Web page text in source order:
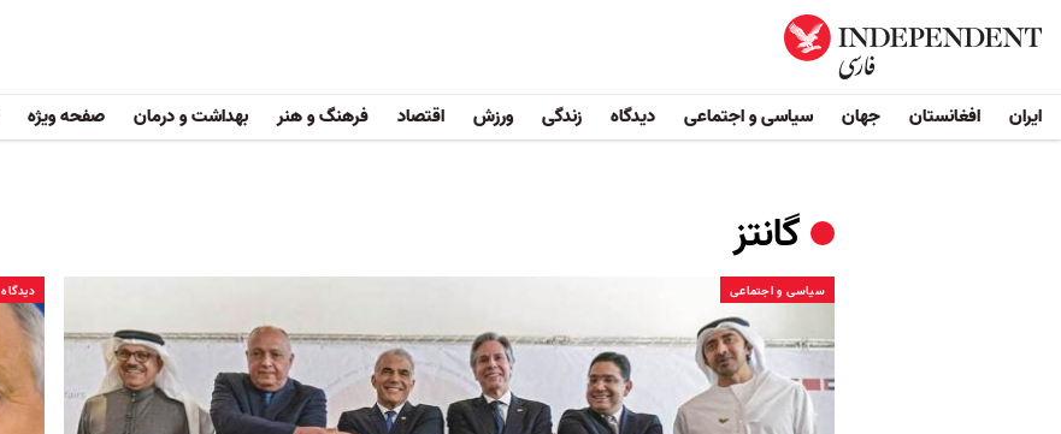
ایران افغانستان جهان سیاسی و اجتماعی دیدگاه زندگی ورزش اقتصاد فرهنگ و هنر بهداشت و درمان صفحه ویژه
گانتز
سیاسی و اجتماعی دیدگاه